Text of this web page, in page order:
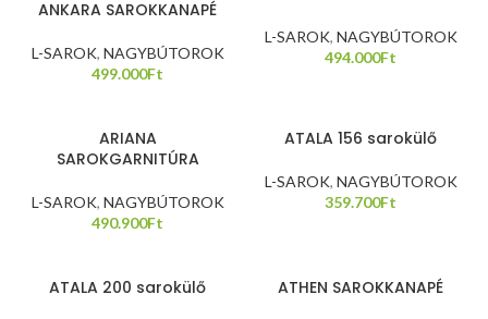
ANKARA SAROKKANAPÉ
L-SAROK, NAGYBÚTOROK
499.000Ft
L-SAROK, NAGYBÚTOROK
494.000Ft
ARIANA
SAROKGARNITÚRA
L-SAROK, NAGYBÚTOROK
490.900Ft
ATALA 156 sarokülő
L-SAROK, NAGYBÚTOROK
359.700Ft
ATALA 200 sarokülő ATHEN SAROKKANAPÉ